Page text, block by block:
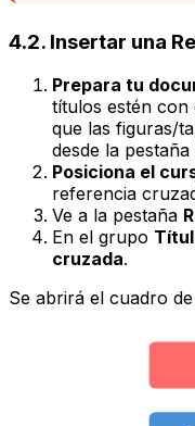
4.2. Insertar una
Prepara tu
títulos estén con
que las figuras/
desde la pestaña
Posiciona el
referencia
Ve a la pestaña
En el grupo
cruzada.
Se abrirá el cuadro